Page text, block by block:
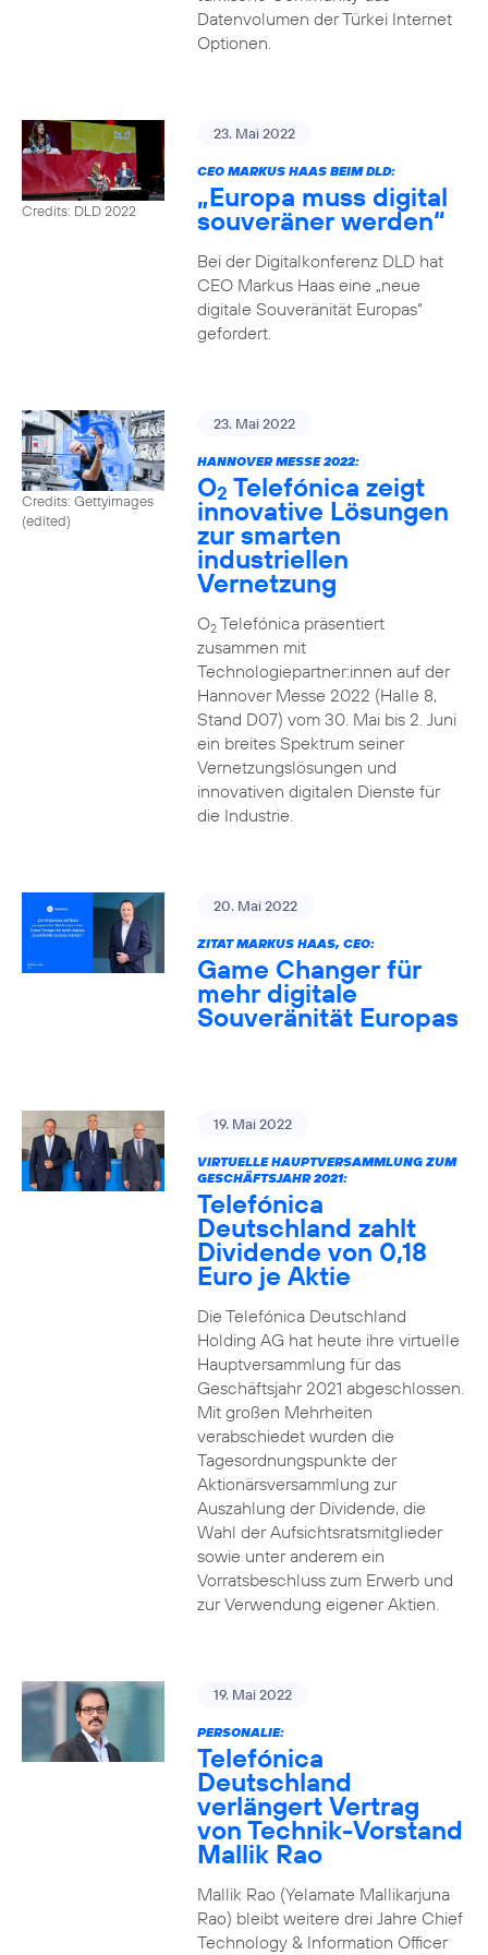
Datenvolumen der Türkei Internet
Optionen.
Credits: DLD 2022
23. Mai 2022
CEO MARKUS HAAS BEIM DLD:
„Europa muss digital
souveräner werden“
Bei der Digitalkonferenz DLD hat
CEO Markus Haas eine „neue
digitale Souveränität Europas“
gefordert.
Credits: Gettyimages
(edited)
23. Mai 2022
HANNOVER MESSE 2022:
O2 Telefónica zeigt
innovative Lösungen
zur smarten
industriellen
Vernetzung
O2Telefónica präsentiert
zusammen mit
Technologiepartner:innen auf der
Hannover Messe 2022 (Halle 8,
Stand D07) vom 30. Mai bis 2. Juni
ein breites Spektrum seiner
Vernetzungslösungen und
innovativen digitalen Dienste für
die Industrie.
20. Mai 2022
ZITAT MARKUS HAAS, CEO:
Game Changer für
mehr digitale
Souveränität Europas
19. Mai 2022
VIRTUELLE HAUPTVERSAMMLUNG ZUM
GESCHÄFTSJAHR 2021:
Telefónica
Deutschland zahlt
Dividende von 0,18
Euro je Aktie
Die Telefónica Deutschland
Holding AG hat heute ihre virtuelle
Hauptversammlung für das
Geschäftsjahr 2021 abgeschlossen.
Mit großen Mehrheiten
verabschiedet wurden die
Tagesordnungspunkte der
Aktionärsversammlung zur
Auszahlung der Dividende, die
Wahl der Aufsichtsratsmitglieder
sowie unter anderem ein
Vorratsbeschluss zum Erwerb und
zur Verwendung eigener Aktien.
19. Mai 2022
PERSONALIE:
Telefónica
Deutschland
verlängert Vertrag
von Technik-Vorstand
Mallik Rao
Mallik Rao (Yelamate Mallikarjuna
Rao) bleibt weitere drei Jahre Chief
Technology & Information Officer